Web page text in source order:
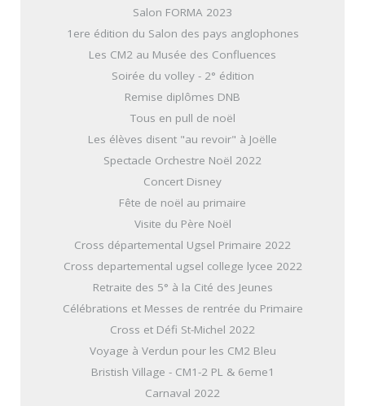
Salon FORMA 2023
1ere édition du Salon des pays anglophones
Les CM2 au Musée des Confluences
Soirée du volley - 2° édition
Remise diplômes DNB
Tous en pull de noël
Les élèves disent "au revoir" à Joëlle
Spectacle Orchestre Noël 2022
Concert Disney
Fête de noël au primaire
Visite du Père Noël
Cross départemental Ugsel Primaire 2022
Cross departemental ugsel college lycee 2022
Retraite des 5° à la Cité des Jeunes
Célébrations et Messes de rentrée du Primaire
Cross et Défi St-Michel 2022
Voyage à Verdun pour les CM2 Bleu
Bristish Village - CM1-2 PL & 6eme1
Carnaval 2022